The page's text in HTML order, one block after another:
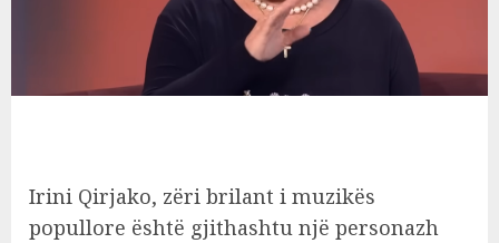
Irini Qirjako, zëri brilant i muzikës
popullore është gjithashtu një personazh